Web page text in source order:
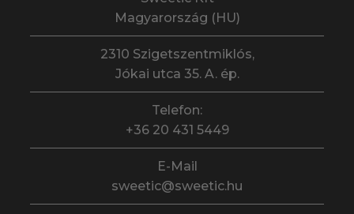
Magyarország (HU)
2310 Szigetszentmiklós,
Jókai utca 35. A. ép.
Telefon:
+36 20 431 5449
E-Mail
sweetic@sweetic.hu